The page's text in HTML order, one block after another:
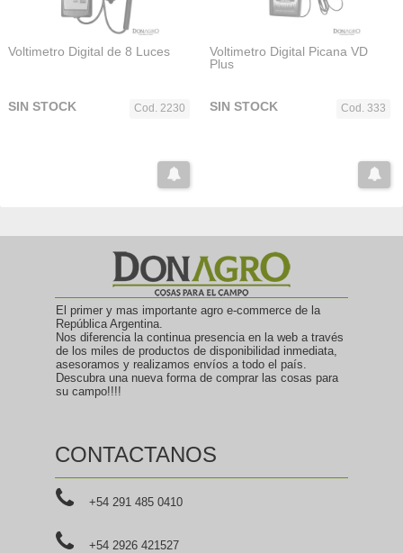
Voltimetro Digital de 8 Luces
Cod. 2230
SIN STOCK
Voltimetro Digital Picana VD
Plus
Cod. 333
SIN STOCK
El primer y mas importante agro e-commerce de la
República Argentina.
Nos diferencia la continua presencia en la web a través
de los miles de productos de disponibilidad inmediata,
asesoramos y realizamos envíos a todo el país.
Descubra una nueva forma de comprar las cosas para
su campo!!!!
CONTACTANOS
+54 291 485 0410
+54 2926 421527